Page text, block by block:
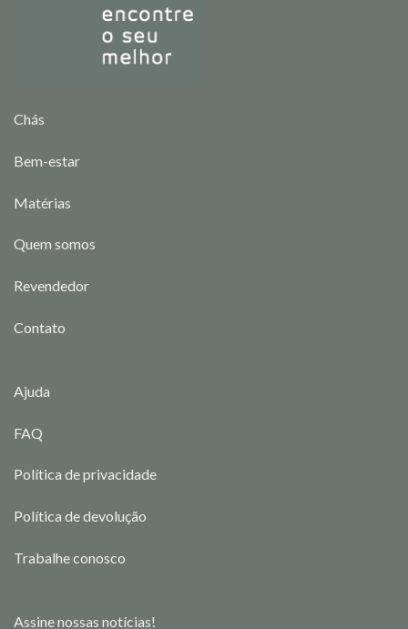
Chás
Bem-estar
Matérias
Quem somos
Revendedor
Contato
Ajuda
FAQ
Política de privacidade
Política de devolução
Trabalhe conosco
Assine nossas notícias!